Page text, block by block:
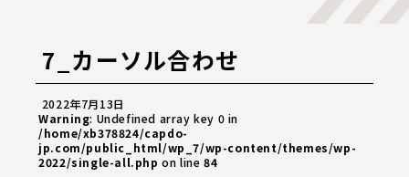
7_カーソル合わせ
2022年7月13日
Warning: Undefined array key 0 in
/home/xb378824/capdo-
jp.com/public_html/wp_7/wp-content/themes/wp-
2022/single-all.php on line84